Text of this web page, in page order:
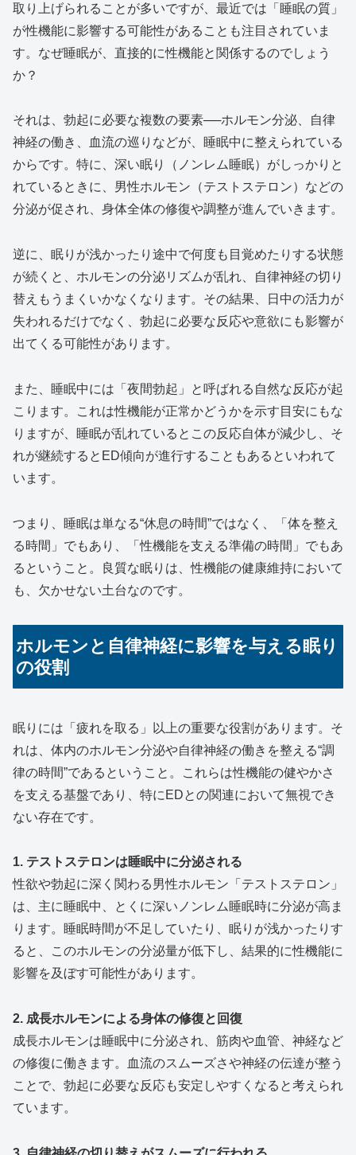
取り上げられることが多いですが、最近では「睡眠の質」
が性機能に影響する可能性があることも注目されていま
す。なぜ睡眠が、直接的に性機能と関係するのでしょう
か？
それは、勃起に必要な複数の要素──ホルモン分泌、自律
神経の働き、血流の巡りなどが、睡眠中に整えられている
からです。特に、深い眠り（ノンレム睡眠）がしっかりと
れているときに、男性ホルモン（テストステロン）などの
分泌が促され、身体全体の修復や調整が進んでいきます。
逆に、眠りが浅かったり途中で何度も目覚めたりする状態
が続くと、ホルモンの分泌リズムが乱れ、自律神経の切り
替えもうまくいかなくなります。その結果、日中の活力が
失われるだけでなく、勃起に必要な反応や意欲にも影響が
出てくる可能性があります。
また、睡眠中には「夜間勃起」と呼ばれる自然な反応が起
こります。これは性機能が正常かどうかを示す目安にもな
りますが、睡眠が乱れているとこの反応自体が減少し、そ
れが継続するとED傾向が進行することもあるといわれて
います。
つまり、睡眠は単なる“休息の時間”ではなく、「体を整え
る時間」でもあり、「性機能を支える準備の時間」でもあ
るということ。良質な眠りは、性機能の健康維持において
も、欠かせない土台なのです。
ホルモンと自律神経に影響を与える眠り
の役割
眠りには「疲れを取る」以上の重要な役割があります。そ
れは、体内のホルモン分泌や自律神経の働きを整える“調
律の時間”であるということ。これらは性機能の健やかさ
を支える基盤であり、特にEDとの関連において無視でき
ない存在です。
1. テストステロンは睡眠中に分泌される
性欲や勃起に深く関わる男性ホルモン「テストステロン」
は、主に睡眠中、とくに深いノンレム睡眠時に分泌が高ま
ります。睡眠時間が不足していたり、眠りが浅かったりす
ると、このホルモンの分泌量が低下し、結果的に性機能に
影響を及ぼす可能性があります。
2. 成長ホルモンによる身体の修復と回復
成長ホルモンは睡眠中に分泌され、筋肉や血管、神経など
の修復に働きます。血流のスムーズさや神経の伝達が整う
ことで、勃起に必要な反応も安定しやすくなると考えられ
ています。